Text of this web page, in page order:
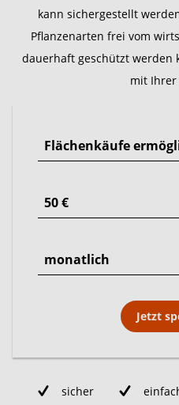
kann sichergestellt
Pflanzenarten frei vom
dauerhaft geschützt werden
mit Ihrer
Jetzt
sicher